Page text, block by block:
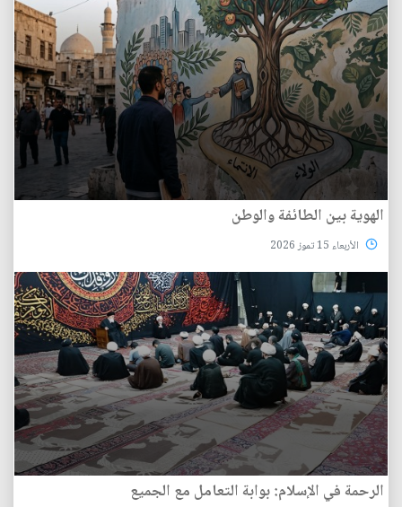
الهوية بين الطائفة والوطن
الأربعاء 15 تموز 2026
الرحمة في الإسلام: بوابة التعامل مع الجميع